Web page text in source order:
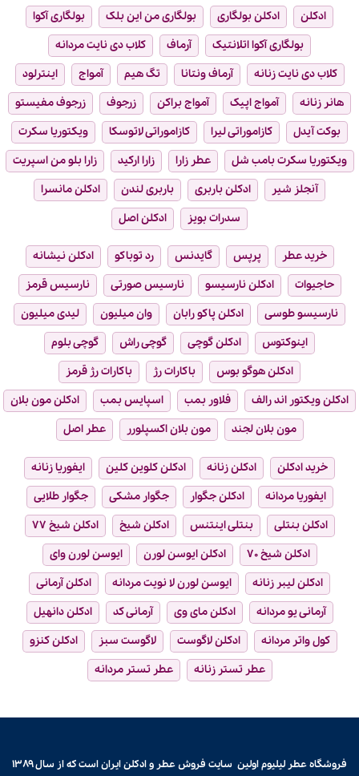
ادکلن ادکلن بولگاری بولگاری من این بلک
بولگاری آکوا
بولگاری آکوا اتلانتیک
آرماف
کلاب دی نایت مردانه
کلاب دی نایت زنانه
آرماف ونتانا تگ هیم آمواج
اینترلود
هانر زنانه
آمواج اپیک آمواج براکن زرجوف
زرجوف مفیستو
بوکت آیدل
کازاموراتی لیرا کازاموراتی لاتوسکا
ویکتوریا سکرت
ویکتوریا سکرت بامب شل
عطر زارا زارا ارکید
زارا بلو من اسپریت
آنجلز شیر
ادکلن باربری باربری لندن
ادکلن مانسرا
سدرات بویز
ادکلن اصل
خرید عطر پرپس گایدنس رد توباکو
ادکلن نیشانه
حاجیوات
ادکلن نارسیسو نارسیس صورتی
نارسیس قرمز
نارسیسو طوسی
ادکلن پاکو رابان وان میلیون
لیدی میلیون
اینوکتوس
ادکلن گوچی گوچی راش
گوچی بلوم
ادکلن هوگو بوس
باکارات رژ
باکارات رژ قرمز
ادکلن ویکتور اند رالف
فلاور بمب اسپایس بمب
ادکلن مون بلان
مون بلان لجند
مون بلان اکسپلورر عطر اصل
خرید ادکلن ادکلن زنانه ادکلن کلوین کلین
ایفوریا زنانه
ایفوریا مردانه
ادکلن جگوار جگوار مشکی
جگوار طلایی
ادکلن بنتلی
بنتلی اینتنس ادکلن شیخ
ادکلن شیخ ۷۷
ادکلن شیخ ۷۰
ادکلن ایوسن لورن
ایوسن لورن وای
ادکلن لیبر زنانه
ایوسن لورن لا نویت مردانه
ادکلن آرمانی
آرمانی یو مردانه
ادکلن مای وی آرمانی کد
ادکلن دانهیل
کول واتر مردانه
ادکلن لاگوست لاگوست سبز
ادکلن کنزو
عطر تستر زنانه
عطر تستر مردانه
فروشگاه عطر لیلیوم اولین سایت فروشعطر و ادکلن
ایران است که از سال ۱۳۸۹